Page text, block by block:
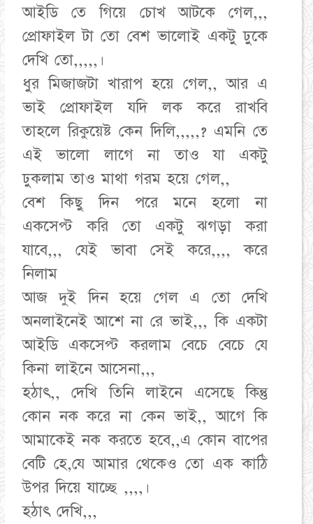
আইডি তে গিয়ে চোখ আটকে গেল,,,
প্রোফাইল টা তো বেশ ভালোই একটু ঢুকে
দেখি তো,,,,,।
ধুর মিজাজটা খারাপ হয়ে গেল,, আর এ
ভাই প্রোফাইল যদি লক করে রাখবি
তাহলে রিকুয়েষ্ট কেন দিলি,,,,,? এমনি তে
এই ভালো লাগে না তাও যা একটু
ঢুকলাম তাও মাথা গরম হয়ে গেল,,
বেশ কিছু দিন পরে মনে হলো না
একসেপ্ট করি তো একটু ঝগড়া করা
যাবে,,, যেই ভাবা সেই করে,,,, করে
নিলাম
আজ দুই দিন হয়ে গেল এ তো দেখি
অনলাইনেই আশে না রে ভাই,,, কি একটা
আইডি একসেপ্ট করলাম বেচে বেচে যে
কিনা লাইনে আসেনা,,,
হঠাৎ,, দেখি তিনি লাইনে এসেছে কিন্তু
কোন নক করে না কেন ভাই,, আগে কি
আমাকেই নক করতে হবে,,এ কোন বাপের
বেটি হে,যে আমার থেকেও তো এক কাঠি
উপর দিয়ে যাচ্ছে ,,,,।
হঠাৎ দেখি,,,